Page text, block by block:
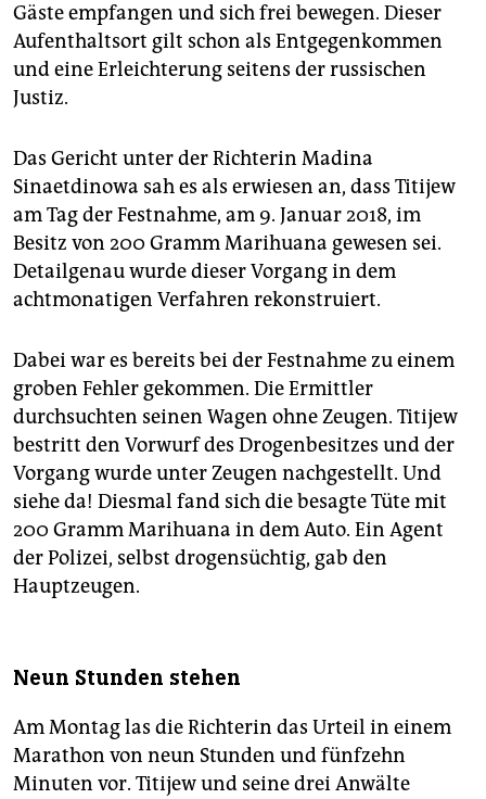
Gäste empfangen und sich frei bewegen. Dieser
Aufenthaltsort gilt schon als Entgegenkommen
und eine Erleichterung seitens der russischen
Justiz.
Das Gericht unter der Richterin Madina
Sinaetdinowa sah es als erwiesen an, dass Titijew
am Tag der Festnahme, am 9. Januar 2018, im
Besitz von 200 Gramm Marihuana gewesen sei.
Detailgenau wurde dieser Vorgang in dem
achtmonatigen Verfahren rekonstruiert.
Dabei war es bereits bei der Festnahme zu einem
groben Fehler gekommen. Die Ermittler
durchsuchten seinen Wagen ohne Zeugen. Titijew
bestritt den Vorwurf des Drogenbesitzes und der
Vorgang wurde unter Zeugen nachgestellt. Und
siehe da! Diesmal fand sich die besagte Tüte mit
200 Gramm Marihuana in dem Auto. Ein Agent
der Polizei, selbst drogensüchtig, gab den
Hauptzeugen.
Neun Stunden stehen
Am Montag las die Richterin das Urteil in einem
Marathon von neun Stunden und fünfzehn
Minuten vor. Titijew und seine drei Anwälte